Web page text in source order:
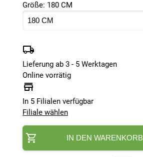
Größe: 180 CM
Lieferung ab 3 - 5 Werktagen
Online vorrätig
In 5 Filialen verfügbar
Filiale wählen
IN DEN WARENKORB